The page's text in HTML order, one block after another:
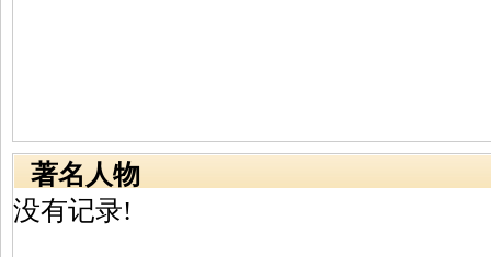
著名人物
没有记录!